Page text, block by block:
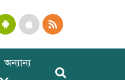
অন্যান্য